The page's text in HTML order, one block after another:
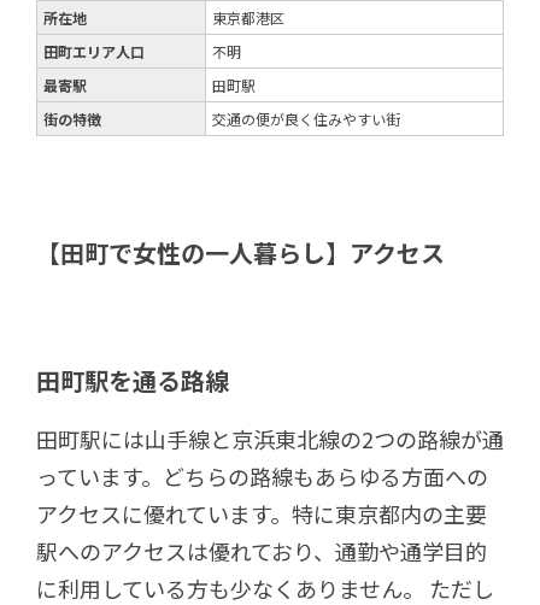
所在地
東京都港区
田町エリア人口
不明
最寄駅
田町駅
街の特徴
交通の便が良く住みやすい街
【田町で女性の一人暮らし】アクセス
田町駅を通る路線
田町駅には山手線と京浜東北線の2つの路線が通
っています。どちらの路線もあらゆる方面への
アクセスに優れています。特に東京都内の主要
駅へのアクセスは優れており、通勤や通学目的
に利用している方も少なくありません。 ただし